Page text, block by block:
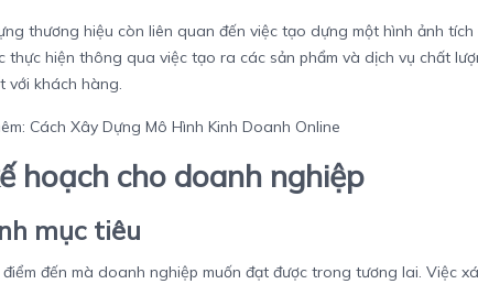
thương hiệu còn liên quan đến việc tạo dựng một hình ảnh
thực hiện thông qua việc tạo ra các sản phẩm và dịch vụ chất
với khách hàng.
Cách Xây Dựng Mô Hình Kinh Doanh Online
hoạch cho doanh nghiệp
mục tiêu
đến mà doanh nghiệp muốn đạt được trong tương lai. Việc